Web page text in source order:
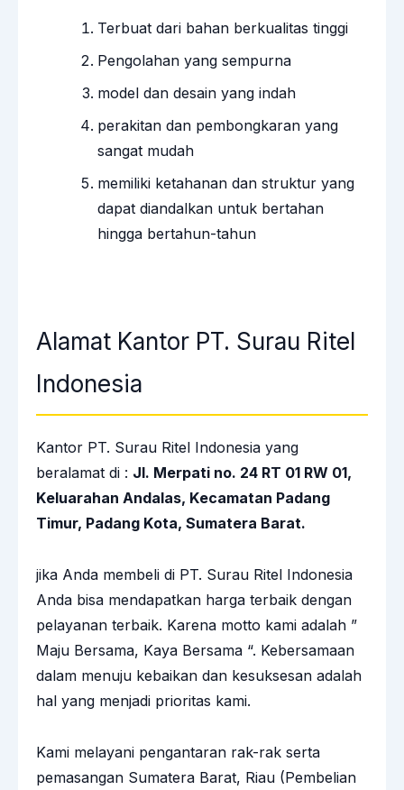
Terbuat dari bahan berkualitas tinggi
Pengolahan yang sempurna
model dan desain yang indah
perakitan dan pembongkaran yang
sangat mudah
memiliki ketahanan dan struktur yang
dapat diandalkan untuk bertahan
hingga bertahun-tahun
Alamat Kantor PT. Surau Ritel
Indonesia
Kantor PT. Surau Ritel Indonesia yang
beralamat di : Jl. Merpati no. 24 RT 01 RW 01,
Keluarahan Andalas, Kecamatan Padang
Timur, Padang Kota, Sumatera Barat.
jika Anda membeli di PT. Surau Ritel Indonesia
Anda bisa mendapatkan harga terbaik dengan
pelayanan terbaik. Karena motto kami adalah ”
Maju Bersama, Kaya Bersama “. Kebersamaan
dalam menuju kebaikan dan kesuksesan adalah
hal yang menjadi prioritas kami.
Kami melayani pengantaran rak-rak serta
pemasangan Sumatera Barat, Riau (Pembelian